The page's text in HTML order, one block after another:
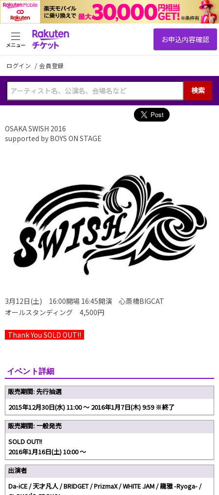
ログイン /会員登録
検索
メニュー
OSAKA SWISH 2016
supported by BOYS ON STAGE
3月12日(土) 16:00開場 16:45開演 心斎橋BIGCAT
オールスタンディング 4,500円
Thank You SOLD OUT!!
イベント詳細
販売期間: 先行抽選
2015年12月30日(水) 11:00 ～ 2016年1月7日(木) 9:59 ※終了
販売期間: 一般発売
SOLD OUT!!
2016年1月16日(土) 10:00 ～
出演者
Da-iCE / 天才凡人 / BRIDGET / PrizmaX / WHITE JAM / 龍雅 -Ryoga- /